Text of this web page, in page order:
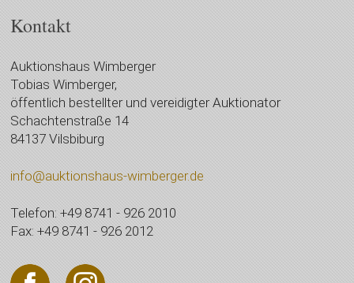
Kontakt
Auktionshaus Wimberger
Tobias Wimberger,
öffentlich bestellter und vereidigter Auktionator
Schachtenstraße 14
84137 Vilsbiburg
info@auktionshaus-wimberger.de
Telefon: +49 8741 - 926 2010
Fax: +49 8741 - 926 2012